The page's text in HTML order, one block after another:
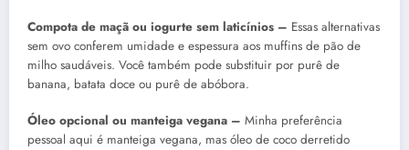
Compota de maçã ou iogurte sem laticínios – Essas alternativas
sem ovo conferem umidade e espessura aos muffins de pão de
milho saudáveis. Você também pode substituir por purê de
banana, batata doce ou purê de abóbora.
Óleo opcional ou manteiga vegana – Minha preferência
pessoal aqui é manteiga vegana, mas óleo de coco derretido